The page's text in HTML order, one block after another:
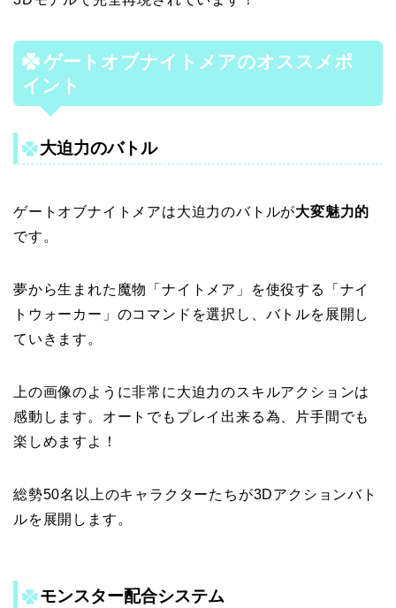
ゲートオブナイトメアのオススメポ
イント
大迫力のバトル
ゲートオブナイトメアは大迫力のバトルが大変魅力的
です。
夢から生まれた魔物「ナイトメア」を使役する「ナイ
トウォーカー」のコマンドを選択し、バトルを展開し
ていきます。
上の画像のように非常に大迫力のスキルアクションは
感動します。オートでもプレイ出来る為、片手間でも
楽しめますよ！
総勢50名以上のキャラクターたちが3Dアクションバト
ルを展開します。
モンスター配合システム